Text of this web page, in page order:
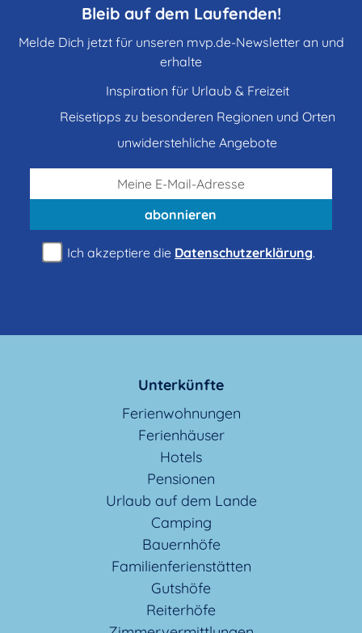
Hotels & Pensionen
Jugendherbergen, Hostels
Schullandheime
Sporthotels
Urlaub auf dem Lande
Wellnesshotels
Zimmervermittlungen
sonstiges
Bleib auf dem Laufenden!
Melde Dich jetzt für unseren mvp.de-Newsletter an und
erhalte
Inspiration für Urlaub & Freizeit
Reisetipps zu besonderen Regionen und Orten
unwiderstehliche Angebote
abonnieren
Ich akzeptiere die Datenschutzerklärung.
Unterkünfte
Ferienwohnungen
Ferienhäuser
Hotels
Pensionen
Urlaub auf dem Lande
Camping
Bauernhöfe
Familienferienstätten
Gutshöfe
Reiterhöfe